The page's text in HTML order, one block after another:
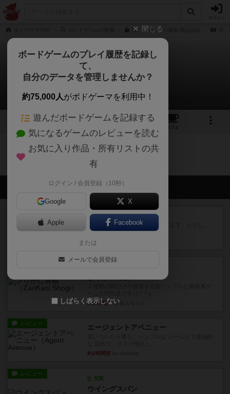
推しに願いをの通販/商品詳細
推しに願いを
0件の動画
1
カフェ
推しに願いをのトップに戻る
会員の新しい投稿
ふたつの街の物語
タイルを4×4で並べて街づくりします。ただし、
街は各プレイヤーの間にあ...
約1時間前
ルール/インスト
約1時間前by あんちっく
レビュー エージェントアベニュー
約2時間前
レビュー
充実
ウイングスパン
閉じる
ボードゲームのプレイ履歴を記録し
て、
自分のデータを管理しませんか？
約75,000人がボドゲーマを利用中！
遊んだボードゲームを記録する
気になるゲームのレビューを読む
お気に入り作品・所有リストの共
有
ログイン / 会員登録（10秒）
Google X
Apple Facebook
または
メールで会員登録
しばらく表示しない